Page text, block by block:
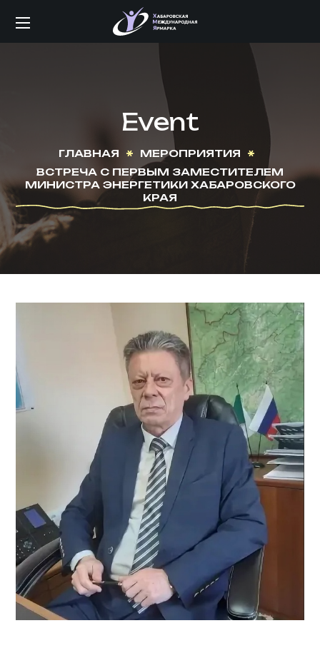
Event
ГЛАВНАЯ
МЕРОПРИЯТИЯ
ВСТРЕЧА С ПЕРВЫМ ЗАМЕСТИТЕЛЕМ
МИНИСТРА ЭНЕРГЕТИКИ ХАБАРОВСКОГО
КРАЯ